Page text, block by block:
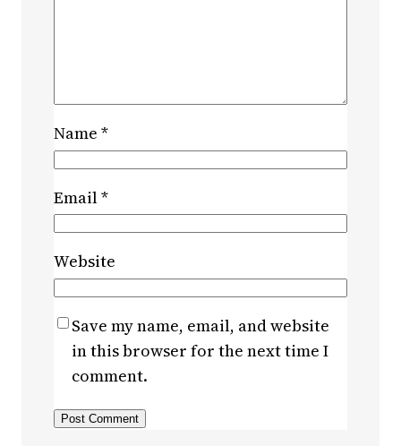
Name *
Email*
Website
Save my name, email, and website
in this browser for the next time I
comment.